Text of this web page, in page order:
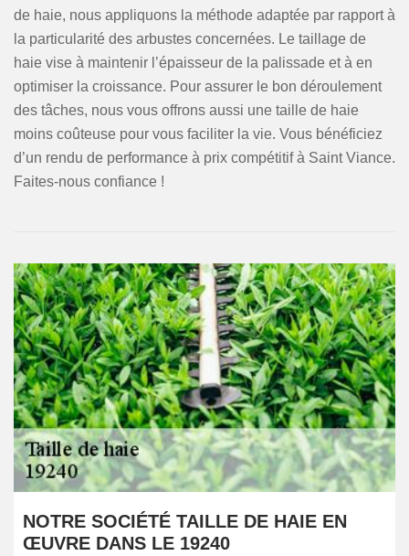
de haie, nous appliquons la méthode adaptée par rapport à
la particularité des arbustes concernées. Le taillage de
haie vise à maintenir l’épaisseur de la palissade et à en
optimiser la croissance. Pour assurer le bon déroulement
des tâches, nous vous offrons aussi une taille de haie
moins coûteuse pour vous faciliter la vie. Vous bénéficiez
d’un rendu de performance à prix compétitif à Saint Viance.
Faites-nous confiance !
NOTRE SOCIÉTÉ TAILLE DE HAIE EN
ŒUVRE DANS LE 19240